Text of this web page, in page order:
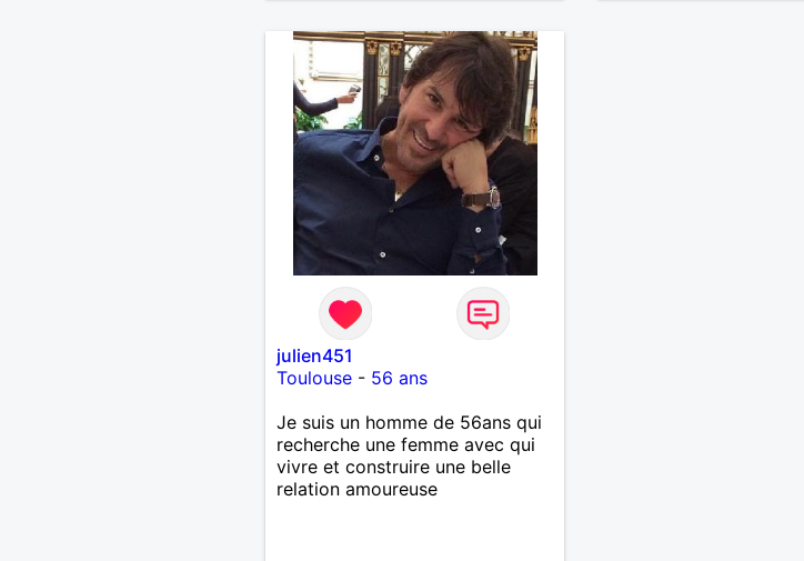
julien451
Toulouse- 56 ans
Je suis un homme de 56ans qui
recherche une femme avec qui
vivre et construire une belle
relation amoureuse